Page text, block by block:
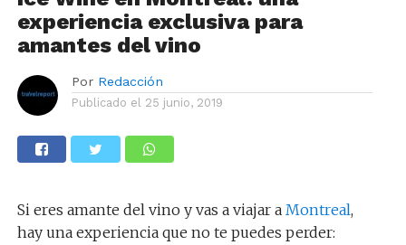
experiencia exclusiva para
amantes del vino
Por Redacción
Publicado el 25 junio, 2019
Si eres amante del vino y vas a viajar a Montreal,
hay una experiencia que no te puedes perder: